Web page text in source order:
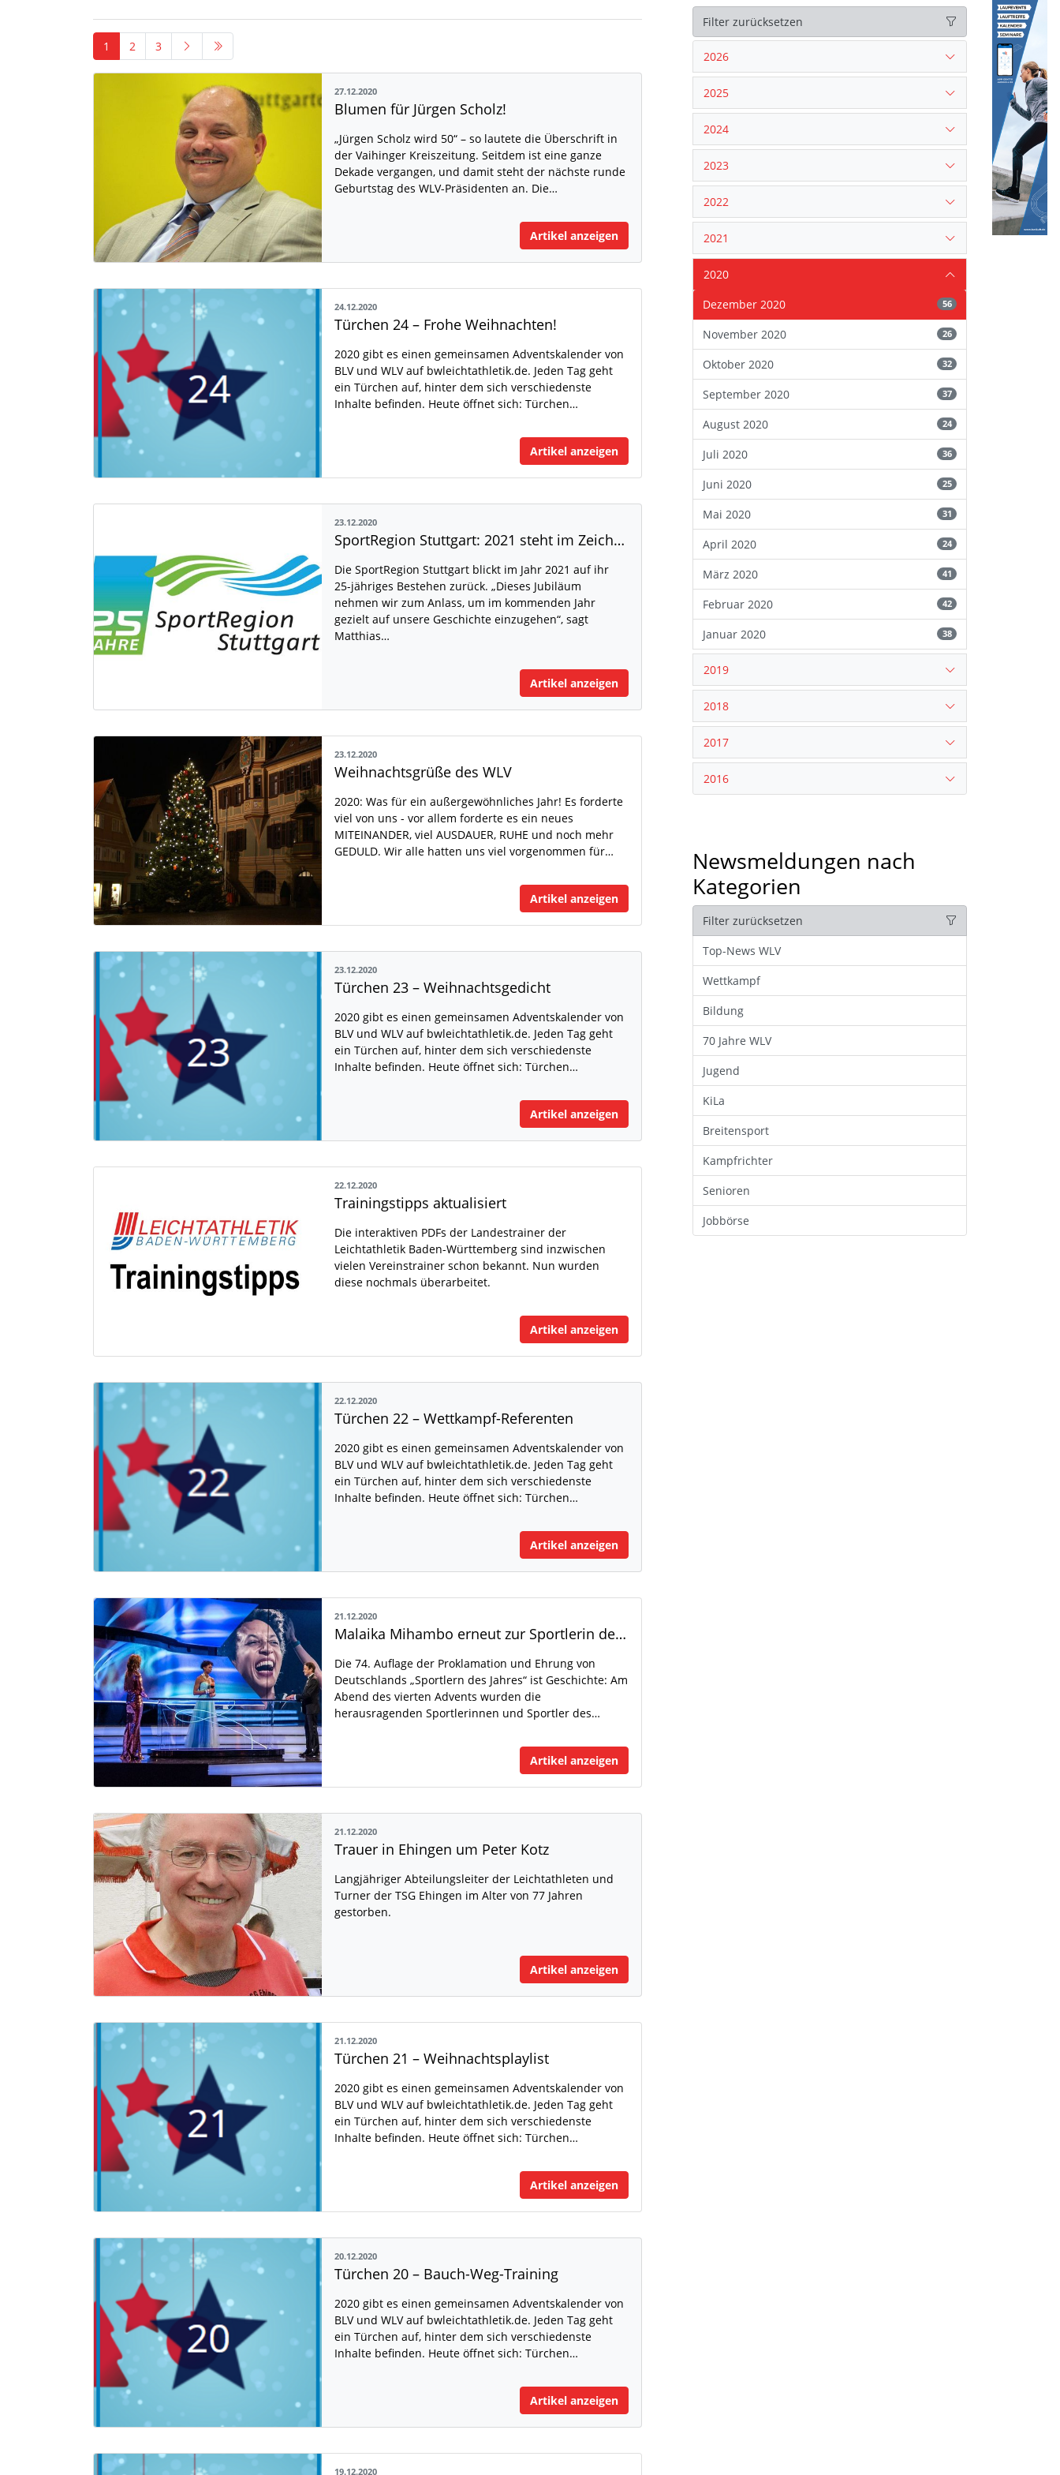
1 2 3
27.12.2020
Blumen für Jürgen Scholz!
„Jürgen Scholz wird 50“ – so lautete die Überschrift in
der Vaihinger Kreiszeitung. Seitdem ist eine ganze
Dekade vergangen, und damit steht der nächste runde
Geburtstag des WLV-Präsidenten an. Die…
Artikel anzeigen
24.12.2020
Türchen 24 – Frohe Weihnachten!
2020 gibt es einen gemeinsamen Adventskalender von
BLV und WLV auf bwleichtathletik.de. Jeden Tag geht
ein Türchen auf, hinter dem sich verschiedenste
Inhalte befinden. Heute öffnet sich: Türchen…
Artikel anzeigen
23.12.2020
SportRegion Stuttgart: 2021 steht im Zeichen des Jubiläums
Die SportRegion Stuttgart blickt im Jahr 2021 auf ihr
25-jähriges Bestehen zurück. „Dieses Jubiläum
nehmen wir zum Anlass, um im kommenden Jahr
gezielt auf unsere Geschichte einzugehen“, sagt
Matthias…
Artikel anzeigen
23.12.2020
Weihnachtsgrüße des WLV
2020: Was für ein außergewöhnliches Jahr! Es forderte
viel von uns - vor allem forderte es ein neues
MITEINANDER, viel AUSDAUER, RUHE und noch mehr
GEDULD. Wir alle hatten uns viel vorgenommen für…
Artikel anzeigen
23.12.2020
Türchen 23 – Weihnachtsgedicht
2020 gibt es einen gemeinsamen Adventskalender von
BLV und WLV auf bwleichtathletik.de. Jeden Tag geht
ein Türchen auf, hinter dem sich verschiedenste
Inhalte befinden. Heute öffnet sich: Türchen…
Artikel anzeigen
22.12.2020
Trainingstipps aktualisiert
Die interaktiven PDFs der Landestrainer der
Leichtathletik Baden-Württemberg sind inzwischen
vielen Vereinstrainer schon bekannt. Nun wurden
diese nochmals überarbeitet.
Artikel anzeigen
22.12.2020
Türchen 22 – Wettkampf-Referenten
2020 gibt es einen gemeinsamen Adventskalender von
BLV und WLV auf bwleichtathletik.de. Jeden Tag geht
ein Türchen auf, hinter dem sich verschiedenste
Inhalte befinden. Heute öffnet sich: Türchen…
Artikel anzeigen
21.12.2020
Malaika Mihambo erneut zur Sportlerin des Jahres gewählt
Die 74. Auflage der Proklamation und Ehrung von
Deutschlands „Sportlern des Jahres“ ist Geschichte: Am
Abend des vierten Advents wurden die
herausragenden Sportlerinnen und Sportler des…
Artikel anzeigen
21.12.2020
Trauer in Ehingen um Peter Kotz
Langjähriger Abteilungsleiter der Leichtathleten und
Turner der TSG Ehingen im Alter von 77 Jahren
gestorben.
Artikel anzeigen
21.12.2020
Türchen 21 – Weihnachtsplaylist
2020 gibt es einen gemeinsamen Adventskalender von
BLV und WLV auf bwleichtathletik.de. Jeden Tag geht
ein Türchen auf, hinter dem sich verschiedenste
Inhalte befinden. Heute öffnet sich: Türchen…
Artikel anzeigen
20.12.2020
Türchen 20 – Bauch-Weg-Training
2020 gibt es einen gemeinsamen Adventskalender von
BLV und WLV auf bwleichtathletik.de. Jeden Tag geht
ein Türchen auf, hinter dem sich verschiedenste
Inhalte befinden. Heute öffnet sich: Türchen…
Artikel anzeigen
19.12.2020
Filter zurücksetzen
2026
2025
2024
2023
2022
2021
2020
Dezember 2020
56
November 2020 26
Oktober 2020 32
September 2020 37
August 2020 24
Juli 2020 36
Juni 2020 25
Mai 2020 31
April 2020 24
März 2020 41
Februar 2020 42
Januar 2020 38
2019
2018
2017
2016
Newsmeldungen nach
Kategorien
Filter zurücksetzen
Top-News WLV
Wettkampf
Bildung
70 Jahre WLV
Jugend
KiLa
Breitensport
Kampfrichter
Senioren
Jobbörse